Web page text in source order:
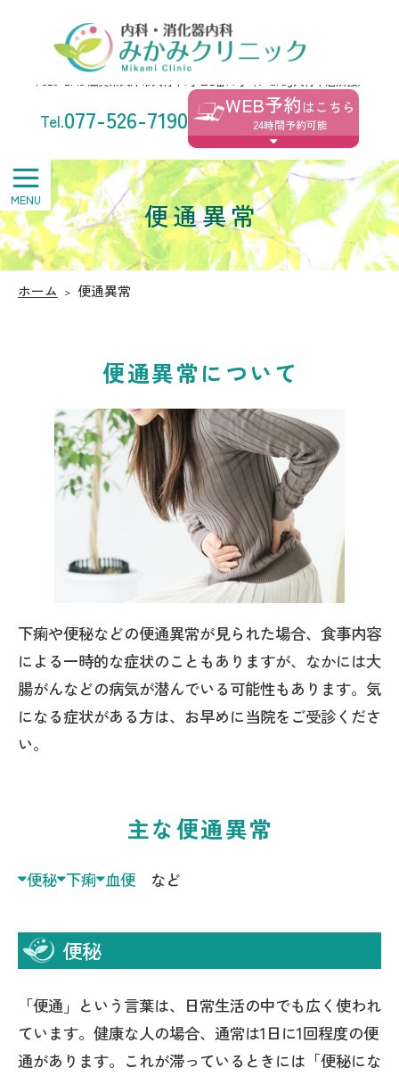
みかみクリニック
〒520-2145 滋賀県大津市大将軍1丁目2番14号（V･drug大将軍店隣接）
077-526-7190 WEB予約はこちら
24時間予約可能
ホーム 便通異常
便通異常
便通異常について
下痢や便秘などの便通異常が見られた場合、食事内容
による一時的な症状のこともありますが、なかには大
腸がんなどの病気が潜んでいる可能性もあります。気
になる症状がある方は、お早めに当院をご受診くださ
い。
主な便通異常
便秘 下痢 血便など
便秘
「便通」という言葉は、日常生活の中でも広く使われ
ています。健康な人の場合、通常は1日に1回程度の便
通があります。これが滞っているときには「便秘にな